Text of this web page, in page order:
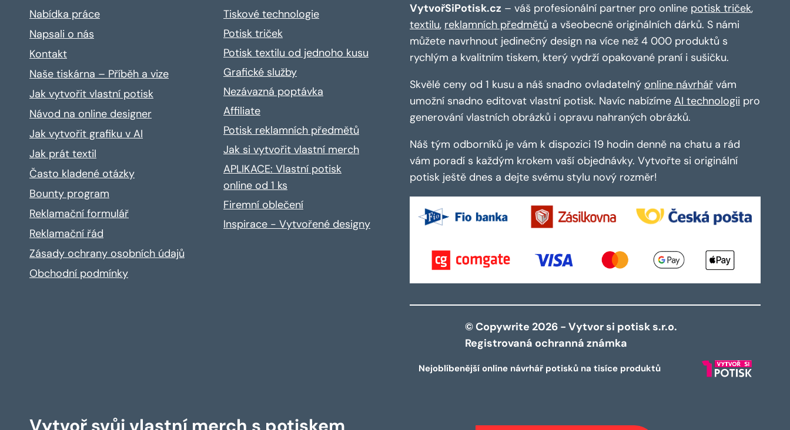
Nabídka práce
Napsali o nás
Kontakt
Naše tiskárna – Příběh a vize
Jak vytvořit vlastní potisk
Návod na online designer
Jak vytvořit grafiku v AI
Jak prát textil
Často kladené otázky
Bounty program
Reklamační formulář
Reklamační řád
Zásady ochrany osobních údajů
Obchodní podmínky
Tiskové technologie
Potisk triček
Potisk textilu od jednoho kusu
Grafické služby
Nezávazná poptávka
Affiliate
Potisk reklamních předmětů
Jak si vytvořit vlastní merch
APLIKACE: Vlastní potisk
online od 1 ks
Firemní oblečení
Inspirace - Vytvořené designy
VytvořSiPotisk.cz – váš profesionální partner pro online potisk triček,
textilu, reklamních předmětů a všeobecně originálních dárků. S námi
můžete navrhnout jedinečný design na více než 4 000 produktů s
rychlým a kvalitním tiskem, který vydrží opakované praní i sušičku.
Skvělé ceny od 1 kusu a náš snadno ovladatelný online návrhář vám
umožní snadno editovat vlastní potisk. Navíc nabízíme AI technologii pro
generování vlastních obrázků i opravu nahraných obrázků.
Náš tým odborníků je vám k dispozici 19 hodin denně na chatu a rád
vám poradí s každým krokem vaší objednávky. Vytvořte si originální
potisk ještě dnes a dejte svému stylu nový rozměr!
© Copywrite 2026 - Vytvor si potisk s.r.o.
Registrovaná ochranná známka
Nejoblíbenější online návrhář potisků na tisíce produktů